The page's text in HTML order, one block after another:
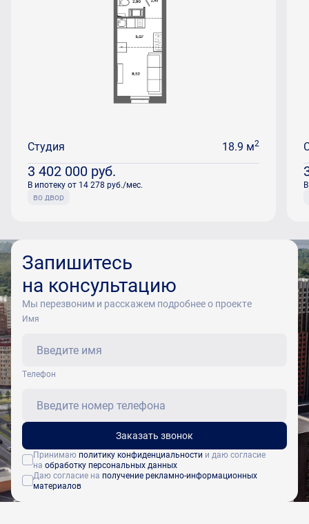
Студия 18.9 м2
3 402 000 руб.
В ипотеку от 14 278 руб./мес.
во двор
Запишитесь
на консультацию
Мы перезвоним и расскажем подробнее о проекте
Имя
Tелефон
Заказать звонок
Принимаю политику конфиденциальности и даю согласие
на обработку персональных данных
Даю согласие на получение рекламно-информационных
материалов